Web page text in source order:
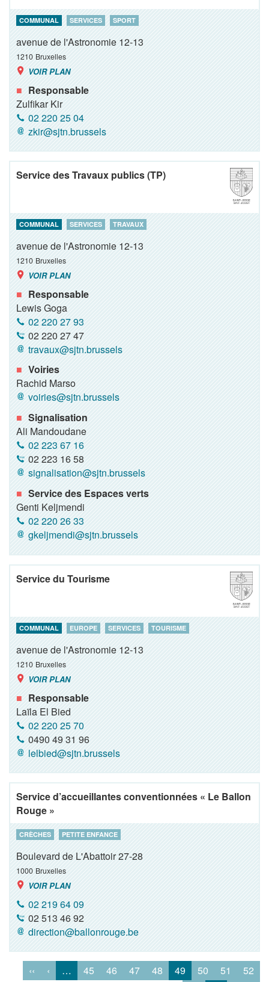
COMMUNAL SERVICES SPORT
avenue de l'Astronomie 12-13
1210 Bruxelles
VOIR PLAN
Responsable
Zulfikar Kir
02 220 25 04
zkir@sjtn.brussels
Service des Travaux publics (TP)
COMMUNAL SERVICES TRAVAUX
avenue de l'Astronomie 12-13
1210 Bruxelles
VOIR PLAN
Responsable
Lewis Goga
02 220 27 93
02 220 27 47
travaux@sjtn.brussels
Voiries
Rachid Marso
voiries@sjtn.brussels
Signalisation
Ali Mandoudane
02 223 67 16
02 223 16 58
signalisation@sjtn.brussels
Service des Espaces verts
Genti Keljmendi
02 220 26 33
gkeljmendi@sjtn.brussels
Service du Tourisme
COMMUNAL EUROPE SERVICES TOURISME
avenue de l'Astronomie 12-13
1210 Bruxelles
VOIR PLAN
Responsable
Laïla El Bied
02 220 25 70
0490 49 31 96
lelbied@sjtn.brussels
Service d’accueillantes conventionnées « Le Ballon
Rouge »
CRÈCHES PETITE ENFANCE
Boulevard de L'Abattoir 27-28
1000 Bruxelles
VOIR PLAN
02 219 64 09
02 513 46 92
direction@ballonrouge.be
‹‹ ‹ … 45 46 47 48 49 50 51
52